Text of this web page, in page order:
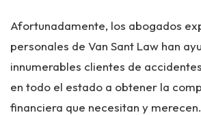
Afortunadamente, los abogados
personales de Van Sant Law han
innumerables clientes de
en todo el estado a obtener la
financiera que necesitan y merecen.